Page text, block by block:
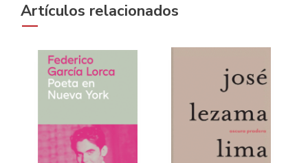
Artículos relacionados